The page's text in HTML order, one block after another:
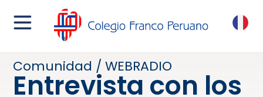
menu FR
Comunidad / WEBRADIO
Entrevista con los